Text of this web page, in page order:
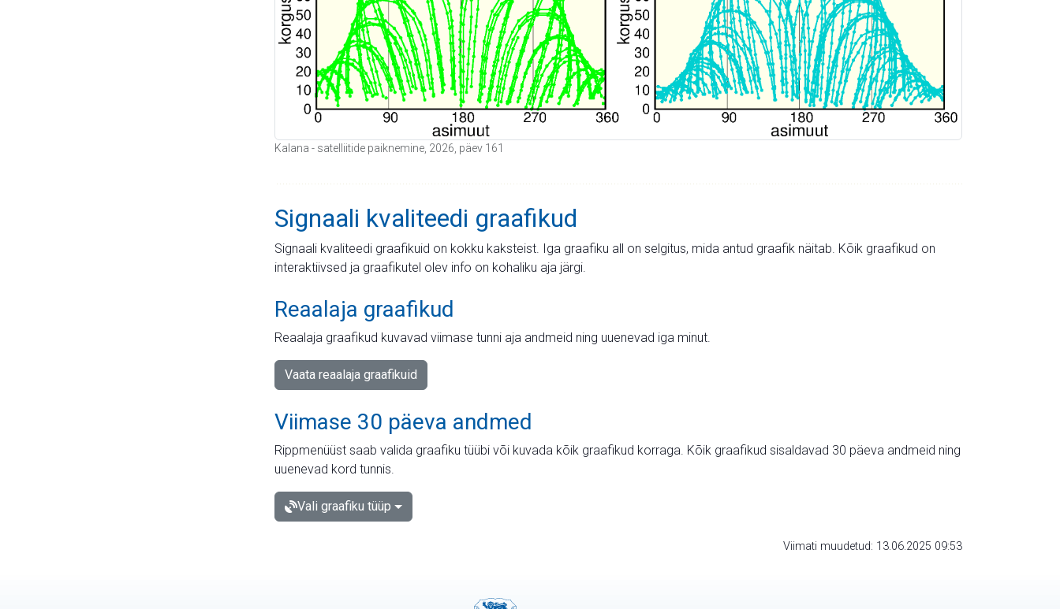
Kalana - satelliitide paiknemine, 2026, päev 161
Signaali kvaliteedi graafikud
Signaali kvaliteedi graafikuid on kokku kaksteist. Iga graafiku all on selgitus, mida antud graafik näitab. Kõik graafikud on
interaktiivsed ja graafikutel olev info on kohaliku aja järgi.
Reaalaja graafikud
Reaalaja graafikud kuvavad viimase tunni aja andmeid ning uuenevad iga minut.
Vaata reaalaja graafikuid
Viimase 30 päeva andmed
Rippmenüüst saab valida graafiku tüübi või kuvada kõik graafikud korraga. Kõik graafikud sisaldavad 30 päeva andmeid ning
uuenevad kord tunnis.
Vali graafiku tüüp
Viimati muudetud: 13.06.2025 09:53